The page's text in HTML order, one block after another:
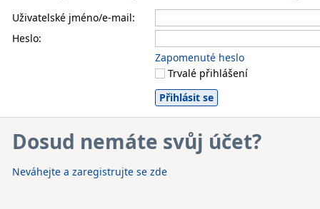
Uživatelské jméno/e-mail:
Heslo:
Zapomenuté heslo
Trvalé přihlášení
Dosud nemáte svůj účet?
Neváhejte a zaregistrujte se zde